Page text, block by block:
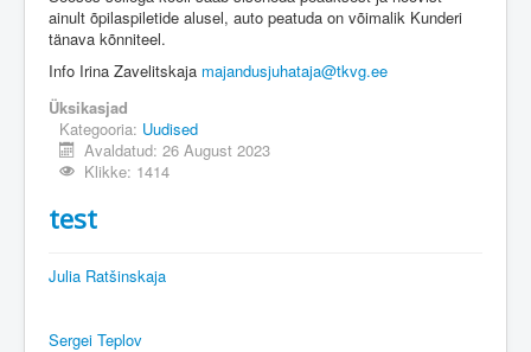
ainult õpilaspiletide alusel, auto peatuda on võimalik Kunderi
tänava kõnniteel.
Info Irina Zavelitskaja majandusjuhataja@tkvg.ee
Üksikasjad
Kategooria: Uudised
Avaldatud: 26 August 2023
Klikke: 1414
test
Julia Ratšinskaja
Sergei Teplov